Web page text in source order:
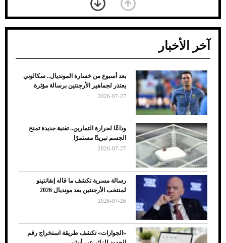
ضعف تبريد مكيف السيارة عند الوقوف.. أشهر
الأسباب والحلول
7 نصائح لاختيار لون البنطلون المناسب للقميص
الأسود
آخر الأخبار
بعد أسبوع من خسارة المونديال.. سكالوني
يعتذر لجماهير الأرجنتين برسالة مؤثرة
2026-07-27
وداعًا لحرارة التمارين.. تقنية جديدة تمنح
الجسم تبريدًا مستمرًا
2026-07-27
رسالة مسربة تكشف ما قاله إنفانتينو
لمنتخب الأرجنتين بعد مونديال 2026
2026-07-26
«الجوازات» تكشف طريقة استخراج رقم